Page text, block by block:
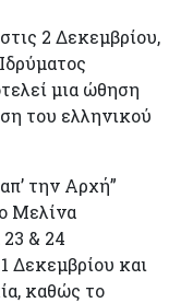
2 Δεκεμβρίου,
μια ώθηση
του ελληνικού
την Αρχή”
Μελίνα
& 24
Δεκεμβρίου και
καθώς το